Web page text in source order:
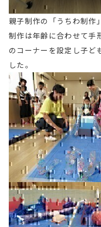
親子制作の「うちわ制作」
制作は年齢に合わせて手
のコーナーを設定し子ど
した。